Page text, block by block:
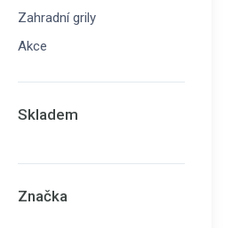
Zahradní grily
Akce
Skladem
Značka